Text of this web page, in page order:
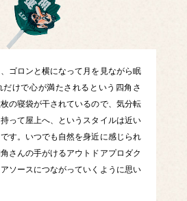
ゴロンと横になって月を見ながら眠
だけで心が満たされるという四角さ
の寝袋が干されているので、気分転
って屋上へ、というスタイルは近い
す。いつでも自然を身近に感じられ
さんの手がけるアウトドアプロダク
ソースにつながっていくように思い